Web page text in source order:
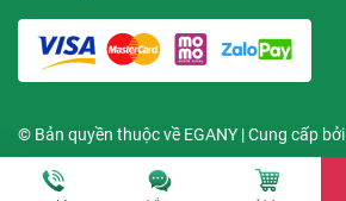
© Bản quyền thuộc về EGANY | Cung cấp bởi